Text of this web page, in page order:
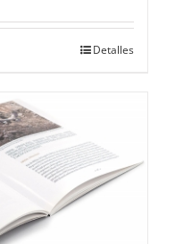
Detalles